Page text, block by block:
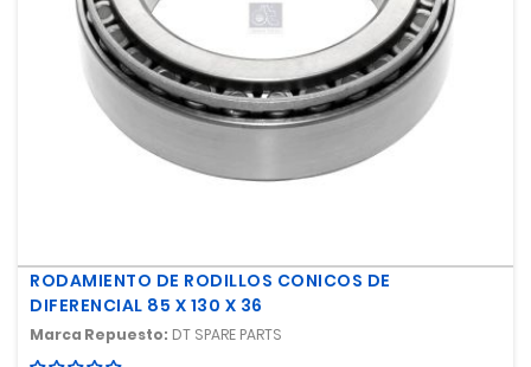
RODAMIENTO DE RODILLOS CONICOS DE
DIFERENCIAL 85 X 130 X 36
Marca Repuesto: DT SPARE PARTS